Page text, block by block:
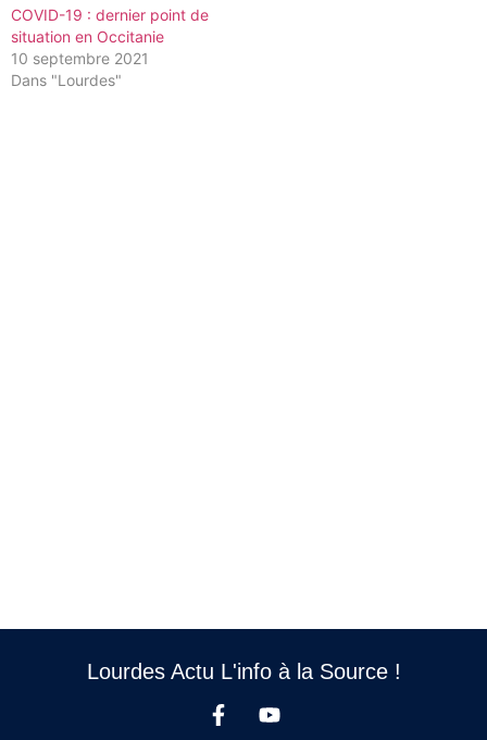
COVID-19 : dernier point de
situation en Occitanie
10 septembre 2021
Dans "Lourdes"
Lourdes Actu L'info à la Source !